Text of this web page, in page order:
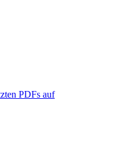
PDFs auf